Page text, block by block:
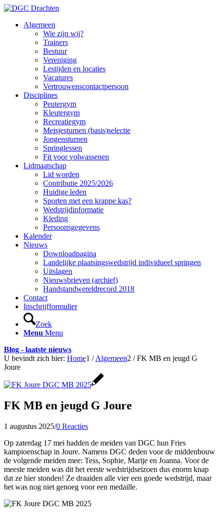
Algemeen
Wie zijn wij?
Trainers
Bestuur
Vereniging
Lestijden en locaties
Vacatures
Vertrouwenscontactpersoon
Disciplines
Peutergym
Kleutergym
Recreatiegym
Meisjesturnen (basis)selectie
Jongensturnen
Springlessen
Fit voor volwassenen
Lidmaatschap
Lid worden
Contributie 2025/2026
Huidige leden
Sporten met een krappe kas?
Wedstrijdinformatie
Kleding
Persoonsgegevens
Kalender
Nieuws
Downloadpagina
Landelijke plaatsingswedstrijd individueel springen
Uitslagen
Nieuwsbrieven (archief)
Handstandwereldrecord 2018
Contact
Inschrijfformulier
Zoek
Menu Menu
Blog - laatste nieuws
U bevindt zich hier: Home1 / Algemeen2 / FK MB en jeugd G
Joure
FK MB en jeugd G Joure
1 augustus 2025/0 Reacties
Op zaterdag 17 mei hadden de meiden van DGC hun Fries
kampioenschap in Joure. Namens DGC deden voor de middenbouw
de volgende meiden mee: Tess, Sophie, Marije en Joanna. Voor de
meeste meiden was dit het eerste wedstrijdseizoen dus enorm knap
dat ze hier stonden! Ze draaiden alle vier een goede wedstrijd, maar
het was nog niet genoeg voor een medaille.